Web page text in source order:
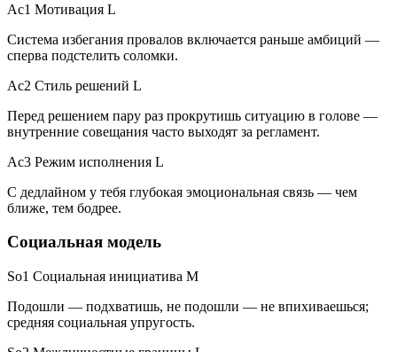
Ac1 Мотивация L
Система избегания провалов включается раньше амбиций —
сперва подстелить соломки.
Ac2 Стиль решений L
Перед решением пару раз прокрутишь ситуацию в голове —
внутренние совещания часто выходят за регламент.
Ac3 Режим исполнения L
С дедлайном у тебя глубокая эмоциональная связь — чем
ближе, тем бодрее.
Социальная модель
So1 Социальная инициатива M
Подошли — подхватишь, не подошли — не впихиваешься;
средняя социальная упругость.